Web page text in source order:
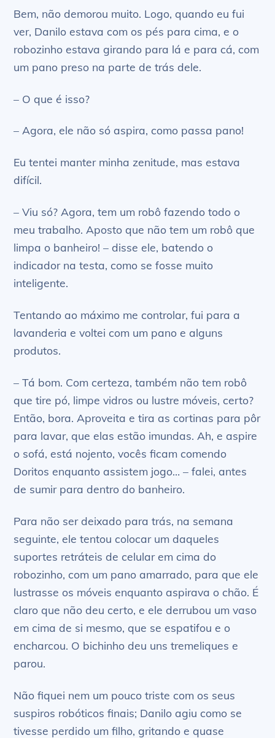
Bem, não demorou muito. Logo, quando eu fui
ver, Danilo estava com os pés para cima, e o
robozinho estava girando para lá e para cá, com
um pano preso na parte de trás dele.
– O que é isso?
– Agora, ele não só aspira, como passa pano!
Eu tentei manter minha zenitude, mas estava
difícil.
– Viu só? Agora, tem um robô fazendo todo o
meu trabalho. Aposto que não tem um robô que
limpa o banheiro! – disse ele, batendo o
indicador na testa, como se fosse muito
inteligente.
Tentando ao máximo me controlar, fui para a
lavanderia e voltei com um pano e alguns
produtos.
– Tá bom. Com certeza, também não tem robô
que tire pó, limpe vidros ou lustre móveis, certo?
Então, bora. Aproveita e tira as cortinas para pôr
para lavar, que elas estão imundas. Ah, e aspire
o sofá, está nojento, vocês ficam comendo
Doritos enquanto assistem jogo… – falei, antes
de sumir para dentro do banheiro.
Para não ser deixado para trás, na semana
seguinte, ele tentou colocar um daqueles
suportes retráteis de celular em cima do
robozinho, com um pano amarrado, para que ele
lustrasse os móveis enquanto aspirava o chão. É
claro que não deu certo, e ele derrubou um vaso
em cima de si mesmo, que se espatifou e o
encharcou. O bichinho deu uns tremeliques e
parou.
Não fiquei nem um pouco triste com os seus
suspiros robóticos finais; Danilo agiu como se
tivesse perdido um filho, gritando e quase